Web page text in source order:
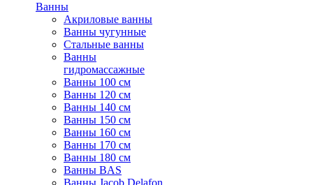
Ванны
Акриловые ванны
Ванны чугунные
Стальные ванны
Ванны
гидромассажные
Ванны 100 см
Ванны 120 см
Ванны 140 см
Ванны 150 см
Ванны 160 см
Ванны 170 см
Ванны 180 см
Ванны BAS
Ванны Jacob Delafon